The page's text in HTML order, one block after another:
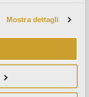
Mostra dettagli